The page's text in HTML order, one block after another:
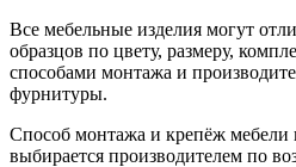
Все мебельные изделия могут
образцов по цвету, размеру,
способами монтажа и
фурнитуры.
Способ монтажа и крепёж мебели
выбирается производителем по